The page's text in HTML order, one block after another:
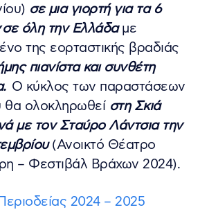
σε μια γιορτή για τα 6
σε όλη την Ελλάδαμε
της εορταστικής βραδιάς
πιανίστα και συνθέτη
Ο κύκλος των παραστάσεων
θα ολοκληρωθεί στη Σκιά
με τον Σταύρο Λάντσια την
(Ανοικτό Θέατρο
– Φεστιβάλ Βράχων 2024).
2024 – 2025